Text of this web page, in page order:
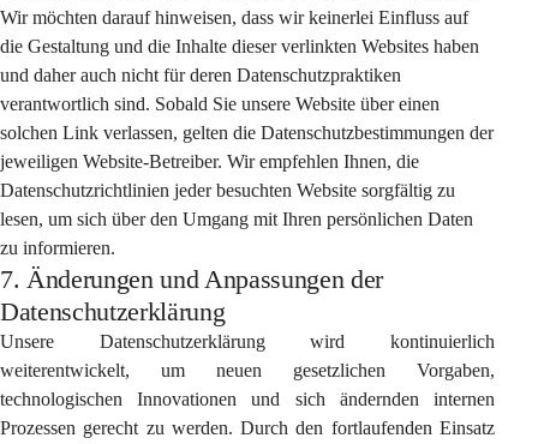
Wir möchten darauf hinweisen, dass wir keinerlei Einfluss auf
die Gestaltung und die Inhalte dieser verlinkten Websites haben
und daher auch nicht für deren Datenschutzpraktiken
verantwortlich sind. Sobald Sie unsere Website über einen
solchen Link verlassen, gelten die Datenschutzbestimmungen der
jeweiligen Website-Betreiber. Wir empfehlen Ihnen, die
Datenschutzrichtlinien jeder besuchten Website sorgfältig zu
lesen, um sich über den Umgang mit Ihren persönlichen Daten
zu informieren.
7. Änderungen und Anpassungen der
Datenschutzerklärung
Unsere Datenschutzerklärung wird kontinuierlich
weiterentwickelt, um neuen gesetzlichen Vorgaben,
technologischen Innovationen und sich ändernden internen
Prozessen gerecht zu werden. Durch den fortlaufenden Einsatz